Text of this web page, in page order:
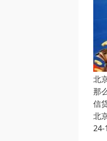
北
那
信
北
24-